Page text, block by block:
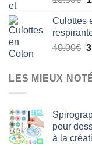
Culottes
40.00€
LES MIEUX
pour
à la